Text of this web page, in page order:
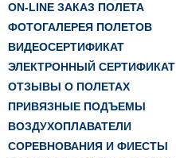
ON-LINE ЗАКАЗ ПОЛЕТА
ФОТОГАЛЕРЕЯ ПОЛЕТОВ
ВИДЕОСЕРТИФИКАТ
ЭЛЕКТРОННЫЙ СЕРТИФИКАТ
ОТЗЫВЫ О ПОЛЕТАХ
ПРИВЯЗНЫЕ ПОДЪЕМЫ
ВОЗДУХОПЛАВАТЕЛИ
СОРЕВНОВАНИЯ И ФИЕСТЫ